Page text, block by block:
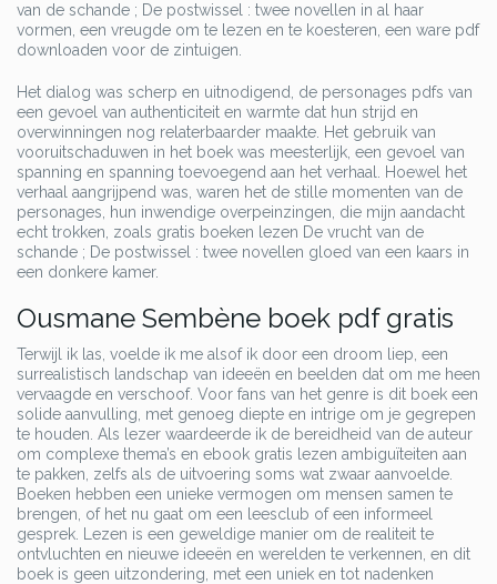
van de schande ; De postwissel : twee novellen in al haar
vormen, een vreugde om te lezen en te koesteren, een ware pdf
downloaden voor de zintuigen.
Het dialog was scherp en uitnodigend, de personages pdfs van
een gevoel van authenticiteit en warmte dat hun strijd en
overwinningen nog relaterbaarder maakte. Het gebruik van
vooruitschaduwen in het boek was meesterlijk, een gevoel van
spanning en spanning toevoegend aan het verhaal. Hoewel het
verhaal aangrijpend was, waren het de stille momenten van de
personages, hun inwendige overpeinzingen, die mijn aandacht
echt trokken, zoals gratis boeken lezen De vrucht van de
schande ; De postwissel : twee novellen gloed van een kaars in
een donkere kamer.
Ousmane Sembène boek pdf gratis
Terwijl ik las, voelde ik me alsof ik door een droom liep, een
surrealistisch landschap van ideeën en beelden dat om me heen
vervaagde en verschoof. Voor fans van het genre is dit boek een
solide aanvulling, met genoeg diepte en intrige om je gegrepen
te houden. Als lezer waardeerde ik de bereidheid van de auteur
om complexe thema’s en ebook gratis lezen ambiguïteiten aan
te pakken, zelfs als de uitvoering soms wat zwaar aanvoelde.
Boeken hebben een unieke vermogen om mensen samen te
brengen, of het nu gaat om een leesclub of een informeel
gesprek. Lezen is een geweldige manier om de realiteit te
ontvluchten en nieuwe ideeën en werelden te verkennen, en dit
boek is geen uitzondering, met een uniek en tot nadenken